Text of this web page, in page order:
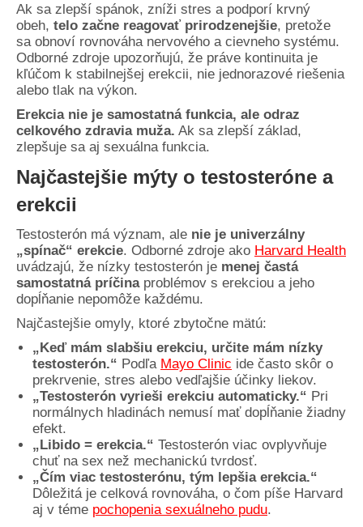
Ak sa zlepší spánok, zníži stres a podporí krvný
obeh, telo začne reagovať prirodzenejšie, pretože
sa obnoví rovnováha nervového a cievneho systému.
Odborné zdroje upozorňujú, že práve kontinuita je
kľúčom k stabilnejšej erekcii, nie jednorazové riešenia
alebo tlak na výkon.
Erekcia nie je samostatná funkcia, ale odraz
celkového zdravia muža. Ak sa zlepší základ,
zlepšuje sa aj sexuálna funkcia.
Najčastejšie mýty o testosteróne a
erekcii
Testosterón má význam, ale nie je univerzálny
„spínač“ erekcie. Odborné zdroje ako Harvard Health
uvádzajú, že nízky testosterón je menej častá
samostatná príčinaproblémov s erekciou a jeho
dopĺňanie nepomôže každému.
Najčastejšie omyly, ktoré zbytočne mätú:
„Keď mám slabšiu erekciu, určite mám nízky
testosterón.“ Podľa Mayo Clinic ide často skôr o
prekrvenie, stres alebo vedľajšie účinky liekov.
„Testosterón vyrieši erekciu automaticky.“ Pri
normálnych hladinách nemusí mať dopĺňanie žiadny
efekt.
„Libido = erekcia.“ Testosterón viac ovplyvňuje
chuť na sex než mechanickú tvrdosť.
„Čím viac testosterónu, tým lepšia erekcia.“
Dôležitá je celková rovnováha, o čom píše Harvard
aj v téme pochopenia sexuálneho pudu.